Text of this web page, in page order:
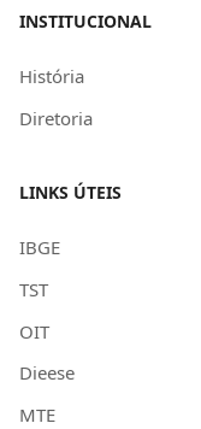
INSTITUCIONAL
História
Diretoria
LINKS ÚTEIS
IBGE
TST
OIT
Dieese
MTE